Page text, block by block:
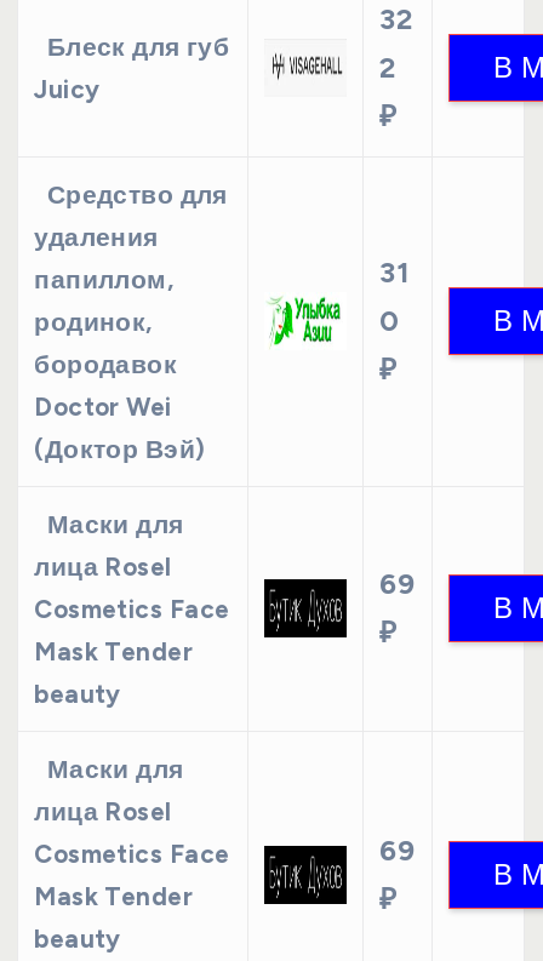
Блеск для губ
Juicy
32
2
₽
Средство для
удаления
папиллом,
родинок,
бородавок
Doctor Wei
(Доктор Вэй)
31
0
₽
Маски для
лица Rosel
Cosmetics Face
Mask Tender
beauty
69
₽
Маски для
лица Rosel
Cosmetics Face
Mask Tender
beauty
69
₽